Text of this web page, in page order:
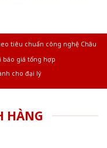
tiêu chuẩn công nghệ Châu
báo giá tổng hợp
cho đại lý
HÀNG